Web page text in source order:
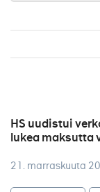
HS uudistui
lukea maksutta
21. marraskuuta